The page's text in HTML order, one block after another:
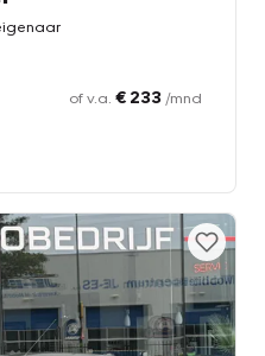
of v.a. € 233 /mnd